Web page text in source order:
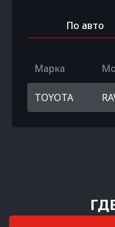
По авто
Марка
TOYOTA